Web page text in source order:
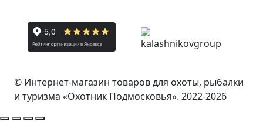
© Интернет-магазин товаров для охоты, рыбалки
и туризма «Охотник Подмосковья». 2022-2026